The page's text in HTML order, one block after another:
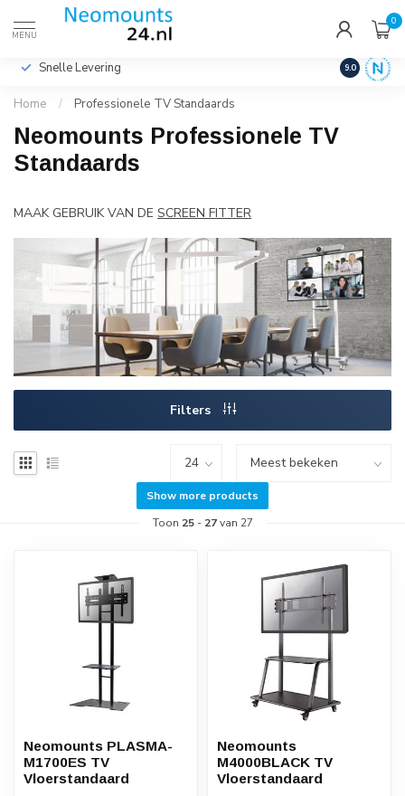
MENU
0
Incl. btw
Snelle Levering Hoge
9.0
Home / Professionele TV Standaards
Neomounts Professionele TV
Standaards
MAAK GEBRUIK VAN DE SCREEN FITTER
Filters
Show more products
Toon 25- 27van 27
Neomounts PLASMA-
M1700ES TV
Vloerstandaard
Neomounts
M4000BLACK TV
Vloerstandaard